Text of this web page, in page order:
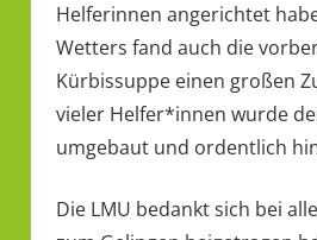
Helferinnen angerichtet
Wetters fand auch die
Kürbissuppe einen großen
vieler Helfer*innen wurde
umgebaut und ordentlich
Die LMU bedankt sich bei